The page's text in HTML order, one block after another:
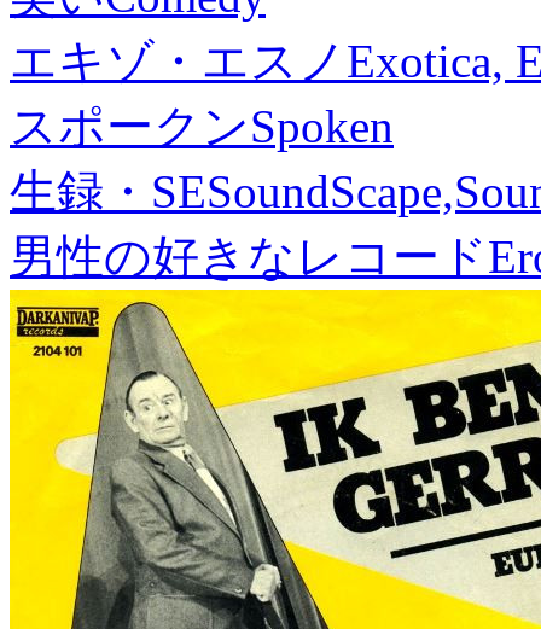
エキゾ・エスノ Exotica,
スポークンSpoken
生録・SE
男性の好きなレコード